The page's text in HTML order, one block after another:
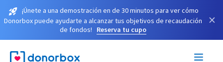
¡Únete a una demostración en de 30 minutos para ver cómo
Donorbox puede ayudarte a alcanzar tus objetivos de recaudación
de fondos!
Reserva tu cupo
×